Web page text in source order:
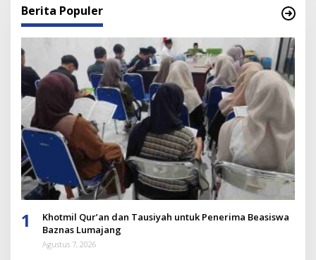
Berita Populer
1
Khotmil Qur’an dan Tausiyah untuk Penerima Beasiswa
Baznas Lumajang
Agustus 7, 2026